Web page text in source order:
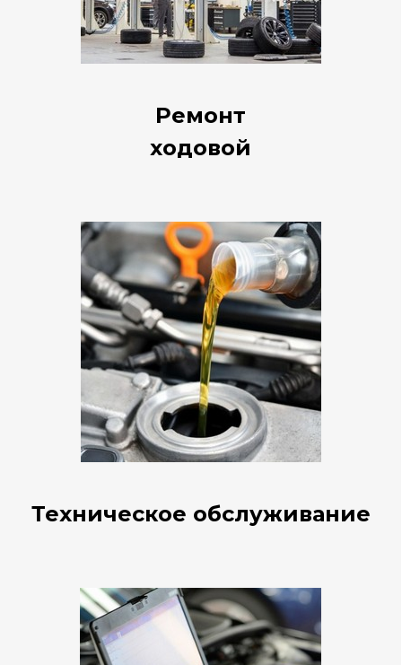
Ремонт
ходовой
Техническое обслуживание